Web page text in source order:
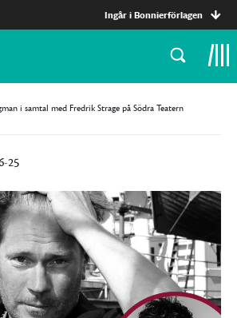
Ingår i Bonnierförlagen
i samtal med Fredrik Strage på Södra Teatern
25